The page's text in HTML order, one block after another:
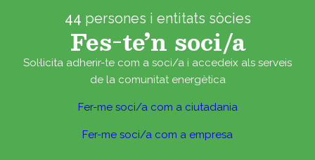
44 persones i entitats sòcies
Fes-te’n soci/a
Sol·licita adherir-te com a soci/a i accedeix als serveis
de la comunitat energètica
Fer-me soci/a com a ciutadania
Fer-me soci/a com a empresa